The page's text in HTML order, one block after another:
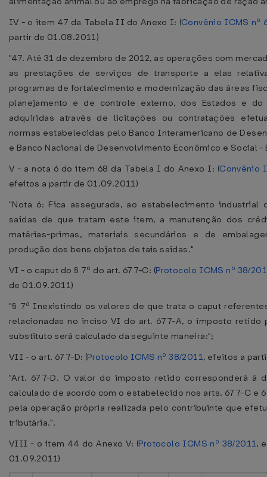
IV - o item 47 da Tabela II do Anexo I: (Convênio ICMS nº
partir de 01.08.2011)
"47. Até 31 de dezembro de 2012, as operações com
as prestações de serviços de transporte a elas
programas de fortalecimento e modernização das áreas
planejamento e de controle externo, dos Estados e do
adquiridas através de licitações ou contratações
normas estabelecidas pelo Banco Interamericano de
e Banco Nacional de Desenvolvimento Econômico e Social -
V - a nota 6 do item 68 da Tabela I do Anexo I: (Convênio
efeitos a partir de 01.09.2011)
"Nota 6: Fica assegurada, ao estabelecimento industrial
saídas de que tratam este item, a manutenção dos
matérias-primas, materiais secundários e de
produção dos bens objetos de tais saídas."
VI - o caput do § 7º do art. 677-C: (Protocolo ICMS nº 38/
de 01.09.2011)
"§ 7º Inexistindo os valores de que trata o caput
relacionadas no inciso VI do art. 677-A, o imposto retido
substituto será calculado da seguinte maneira:";
VII - o art. 677-D: (Protocolo ICMS nº 38/2011, efeitos a
"Art. 677-D. O valor do imposto retido corresponderá à
calculado de acordo com o estabelecido nos arts. 677-C e
pela operação própria realizada pelo contribuinte que
tributária.".
VIII - o item 44 do Anexo V: (Protocolo ICMS nº 38/2011,
01.09.2011)